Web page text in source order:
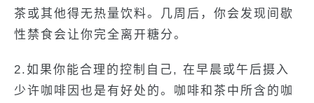
茶或其他得无热量饮料。几周后，你会发现间歇
性禁食会让你完全离开糖分。
2.如果你能合理的控制自己, 在早晨或午后摄入
少许咖啡因也是有好处的。咖啡和茶中所含的咖